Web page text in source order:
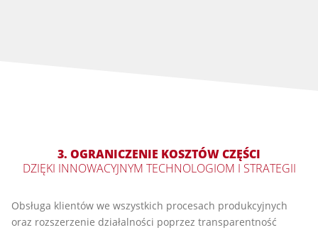
3. OGRANICZENIE KOSZTÓW CZĘŚCI
DZIĘKI INNOWACYJNYM TECHNOLOGIOM I STRATEGII
Obsługa klientów we wszystkich procesach produkcyjnych
oraz rozszerzenie działalności poprzez transparentność